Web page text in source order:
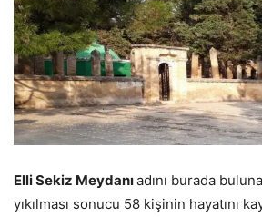
Elli Sekiz Meydanıadını burada
yıkılması sonucu 58 kişinin hayatını